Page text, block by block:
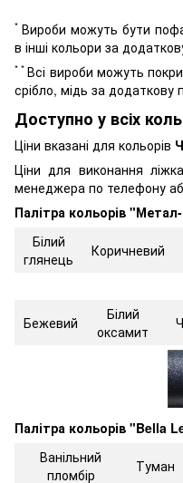
* Вироби можуть бути
в інші кольори за
* *Всі вироби можуть
срібло, мідь за додаткову
Доступно у всіх
Ціни вказані для кольорів
Ціни для виконання
менеджера по телефону
Палітра кольорів
Білий
глянець
Коричневий
Бежевий
Білий
оксамит
Палітра кольорів "Bella
Ванільний
пломбір
Туман